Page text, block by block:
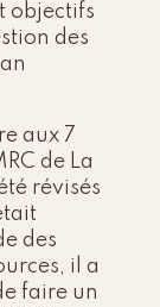
objectifs
des
aux 7
de La
révisés
des
il a
faire un